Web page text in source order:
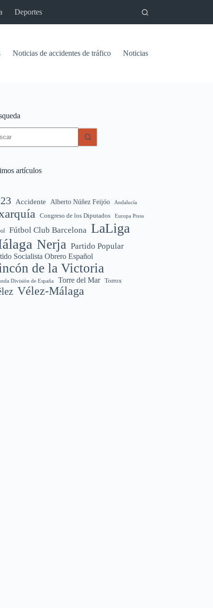
Deportes
Noticias de accidentes de tráfico Noticias del pantano de
artículos
Accidente Alberto Núñez Feijóo Andalucía
Congreso de los Diputados Europa Press
Fútbol Club Barcelona LaLiga
Nerja Partido Popular
Socialista Obrero Español
de la Victoria
División de España Torre del Mar Torrox
Vélez-Málaga